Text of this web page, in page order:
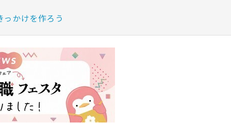
っかけを作ろう